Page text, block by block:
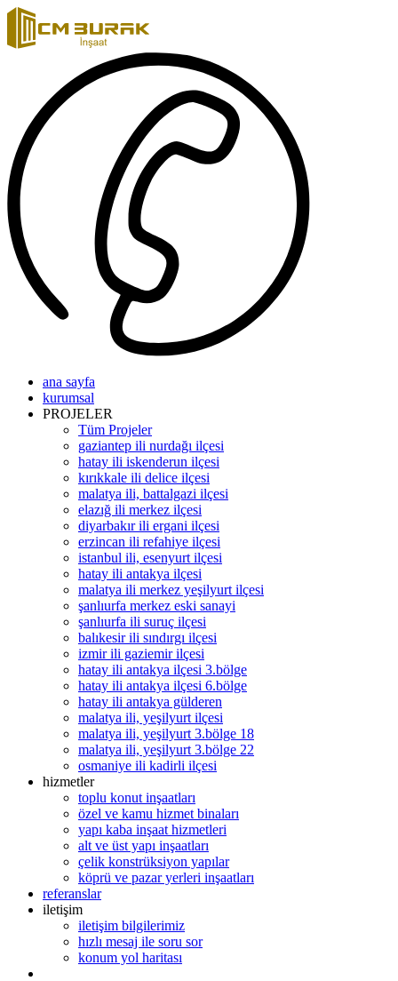
ana sayfa
kurumsal
PROJELER
Tüm Projeler
gaziantep ili nurdağı ilçesi
hatay ili iskenderun ilçesi
kırıkkale ili delice ilçesi
malatya ili, battalgazi ilçesi
elazığ ili merkez ilçesi
diyarbakır ili ergani ilçesi
erzincan ili refahiye ilçesi
istanbul ili, esenyurt ilçesi
hatay ili antakya ilçesi
malatya ili merkez yeşilyurt ilçesi
şanlıurfa merkez eski sanayi
şanlıurfa ili suruç ilçesi
balıkesir ili sındırgı ilçesi
izmir ili gaziemir ilçesi
hatay ili antakya ilçesi 3.bölge
hatay ili antakya ilçesi 6.bölge
hatay ili antakya gülderen
malatya ili, yeşilyurt ilçesi
malatya ili, yeşilyurt 3.bölge 18
malatya ili, yeşilyurt 3.bölge 22
osmaniye ili kadirli ilçesi
hizmetler
toplu konut inşaatları
özel ve kamu hizmet binaları
yapı kaba inşaat hizmetleri
alt ve üst yapı inşaatları
çelik konstrüksiyon yapılar
köprü ve pazar yerleri inşaatları
referanslar
iletişim
iletişim bilgilerimiz
hızlı mesaj ile soru sor
konum yol haritası